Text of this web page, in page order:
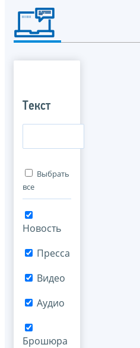
Текст
Выбрать
все
Новость
Пресса
Видео
Аудио
Брошюра